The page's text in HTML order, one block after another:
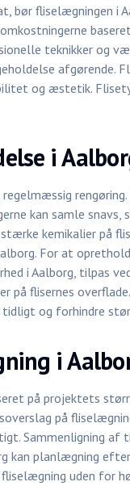
bør fliselægningen i
teknikker og
afgørende.
og æstetik.
i
kan samle
kemikalier på
For at
i Aalborg, tilpas
på flisernes
og forhindre
i
på projektets
på
Sammenligning af
kan planlægning
uden for